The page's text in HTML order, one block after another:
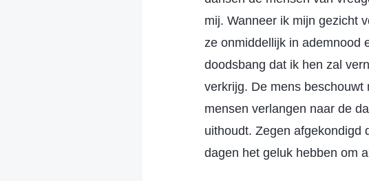
mij. Wanneer ik mijn gezicht
ze onmiddellijk in ademnood
doodsbang dat ik hen zal
verkrijg. De mens
mensen verlangen naar de
uithoudt. Zegen afgekondigd
dagen het geluk hebben om